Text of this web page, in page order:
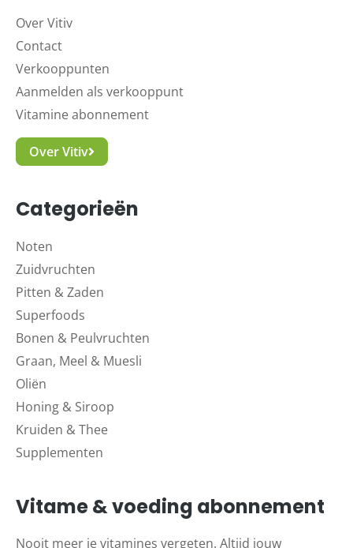
Over Vitiv
Contact
Verkooppunten
Aanmelden als verkooppunt
Vitamine abonnement
Over Vitiv
Categorieën
Noten
Zuidvruchten
Pitten & Zaden
Superfoods
Bonen & Peulvruchten
Graan, Meel & Muesli
Oliën
Honing & Siroop
Kruiden & Thee
Supplementen
Vitame & voeding abonnement
Nooit meer je vitamines vergeten. Altijd jouw